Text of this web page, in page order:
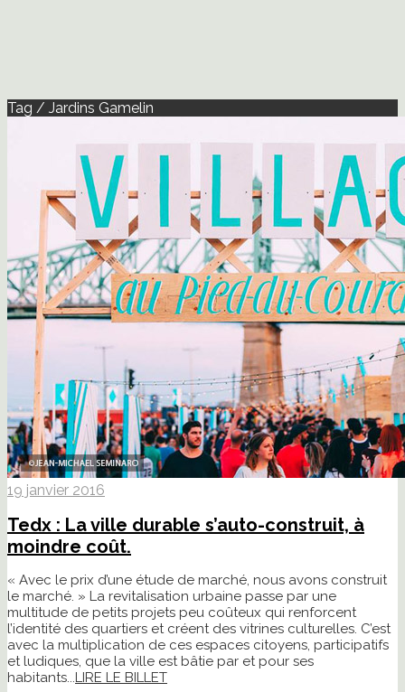
Tag / Jardins Gamelin
19 janvier 2016
Tedx : La ville durable s’auto-construit, à
moindre coût.
« Avec le prix d’une étude de marché, nous avons construit
le marché. » La revitalisation urbaine passe par une
multitude de petits projets peu coûteux qui renforcent
l’identité des quartiers et créent des vitrines culturelles. C’est
avec la multiplication de ces espaces citoyens, participatifs
et ludiques, que la ville est bâtie par et pour ses
habitants...LIRE LE BILLET